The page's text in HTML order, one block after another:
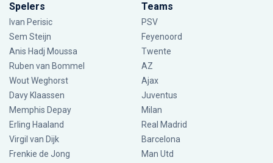
Spelers
Ivan Perisic
Sem Steijn
Anis Hadj Moussa
Ruben van Bommel
Wout Weghorst
Davy Klaassen
Memphis Depay
Erling Haaland
Virgil van Dijk
Frenkie de Jong
Teams
PSV
Feyenoord
Twente
AZ
Ajax
Juventus
Milan
Real Madrid
Barcelona
Man Utd